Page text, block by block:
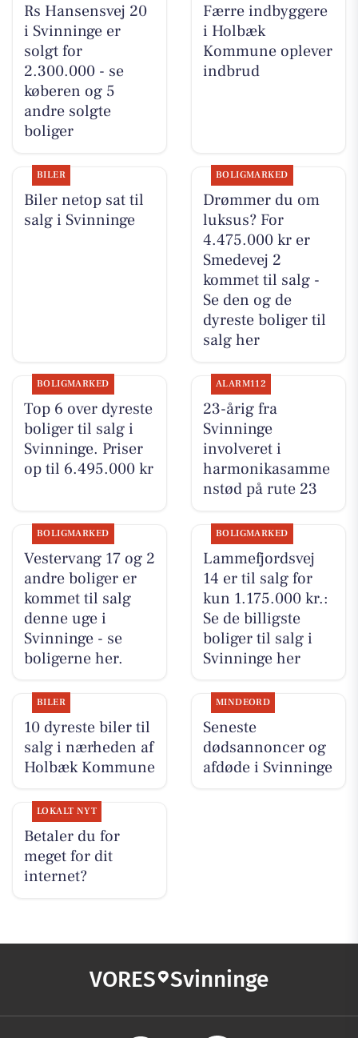
Rs Hansensvej 20
i Svinninge er
solgt for
2.300.000 - se
køberen og 5
andre solgte
boliger
Færre indbyggere
i Holbæk
Kommune oplever
indbrud
BILER
Biler netop sat til
salg i Svinninge
BOLIGMARKED
Drømmer du om
luksus? For
4.475.000 kr er
Smedevej 2
kommet til salg -
Se den og de
dyreste boliger til
salg her
BOLIGMARKED
Top 6 over dyreste
boliger til salg i
Svinninge. Priser
op til 6.495.000 kr
ALARM112
23-årig fra
Svinninge
involveret i
harmonikasamme
nstød på rute 23
BOLIGMARKED
Vestervang 17 og 2
andre boliger er
kommet til salg
denne uge i
Svinninge - se
boligerne her.
BOLIGMARKED
Lammefjordsvej
14 er til salg for
kun 1.175.000 kr.:
Se de billigste
boliger til salg i
Svinninge her
BILER
10 dyreste biler til
salg i nærheden af
Holbæk Kommune
MINDEORD
Seneste
dødsannoncer og
afdøde i Svinninge
LOKALT NYT
Betaler du for
meget for dit
internet?
VORES Svinninge